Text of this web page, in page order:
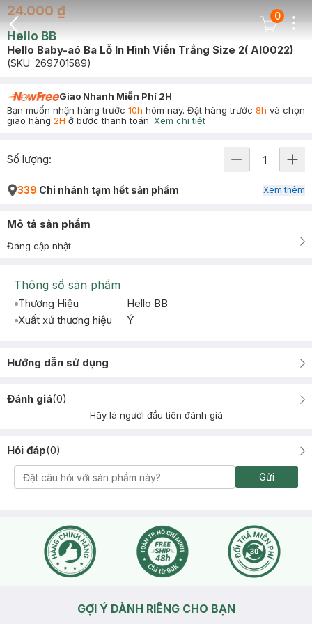
Back Icon
Cart Icon
0
24.000 ₫
Hello BB
Hello Baby-aó Ba Lỗ In Hình Viền Trắng Size 2( Al0022)
(SKU: 269701589)
Giao Nhanh Miễn Phí 2H
Bạn muốn nhận hàng trước 10h hôm nay. Đặt hàng trước 8h và chọn
giao hàng 2H ở bước thanh toán. Xem chi tiết
Số lượng:
339 Chi nhánh tạm hết sản phẩm Xem thêm
Mô tả sản phẩm
Đang cập nhật
Thông số sản phẩm
Thương Hiệu
Hello BB
Xuất xứ thương hiệu
Ý
Hướng dẫn sử dụng
Đánh giá(0)
Hãy là người đầu tiên đánh giá
Hỏi đáp(0)
Gửi
GỢI Ý DÀNH RIÊNG CHO BẠN